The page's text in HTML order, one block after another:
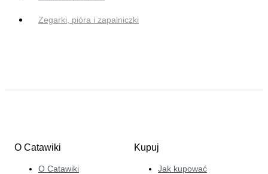
Zegarki, pióra i zapalniczki
O Catawiki
O Catawiki
Kupuj
Jak kupować